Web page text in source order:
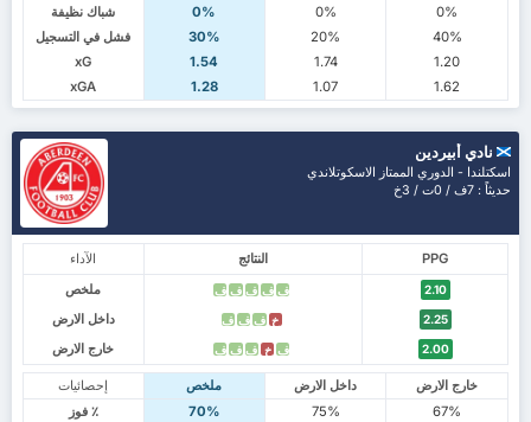
شباك نظيفة
0% 0%
0%
فشل في التسجيل
30% 20%
40%
xG
1.54 1.74
1.20
xGA
1.28 1.07 1.62
نادي أبيردين
اسكتلندا - الدوري الممتاز الاسكوتلاندي
حديثاً : 7ف / 0ت / 3خ
الآداء النتائج
PPG
ملخص
ف ف ف ف ف 2.10
داخل الارض خ ف ف ف 2.25
خارج الارض ف خ ف ف ف 2.00
إحصائيات ملخص داخل الارض
خارج الارض
٪ فوز
70% 75%
67%